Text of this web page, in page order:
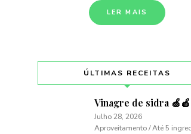
LER MAIS
ÚLTIMAS RECEITAS
Vinagre de sidra 🍏🍎
Julho 28, 2026
Aproveitamento / Até 5